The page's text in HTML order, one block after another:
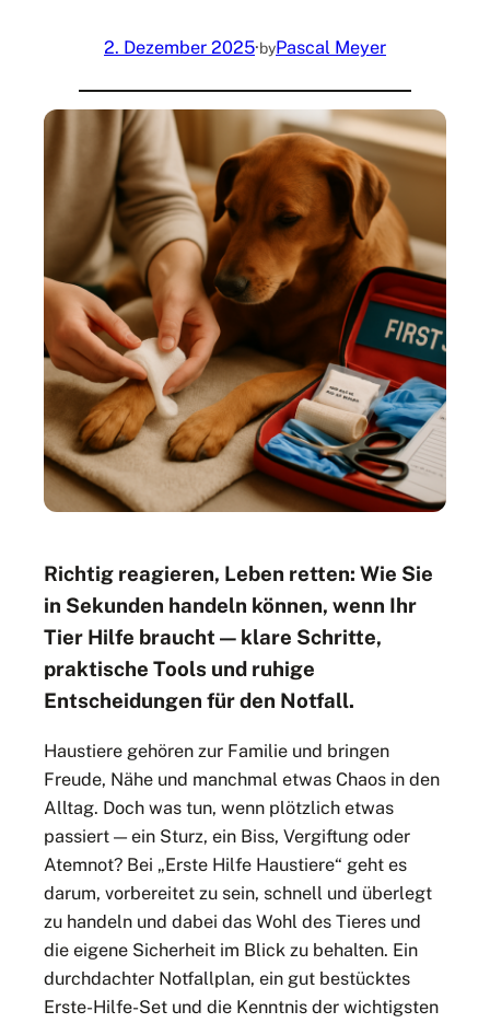
2. Dezember 2025·byPascal Meyer
Richtig reagieren, Leben retten: Wie Sie
in Sekunden handeln können, wenn Ihr
Tier Hilfe braucht — klare Schritte,
praktische Tools und ruhige
Entscheidungen für den Notfall.
Haustiere gehören zur Familie und bringen
Freude, Nähe und manchmal etwas Chaos in den
Alltag. Doch was tun, wenn plötzlich etwas
passiert — ein Sturz, ein Biss, Vergiftung oder
Atemnot? Bei „Erste Hilfe Haustiere“ geht es
darum, vorbereitet zu sein, schnell und überlegt
zu handeln und dabei das Wohl des Tieres und
die eigene Sicherheit im Blick zu behalten. Ein
durchdachter Notfallplan, ein gut bestücktes
Erste-Hilfe-Set und die Kenntnis der wichtigsten